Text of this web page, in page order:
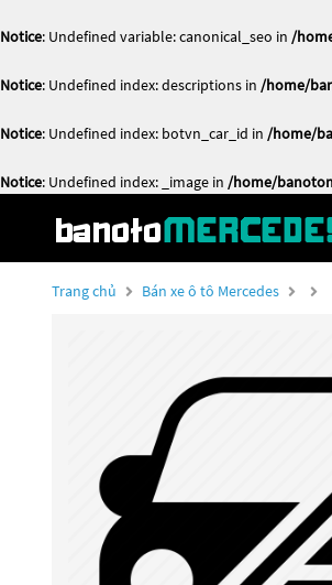
Notice: Undefined variable: canonical_seo in /
Notice: Undefined index: descriptions in /home/
Notice: Undefined index: botvn_car_id in /home/
Notice: Undefined index: _image in /home/
Trang chủ Bán xe ô tô Mercedes